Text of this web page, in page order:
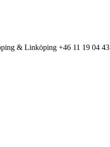
& Linköping +46 11 19 04 43